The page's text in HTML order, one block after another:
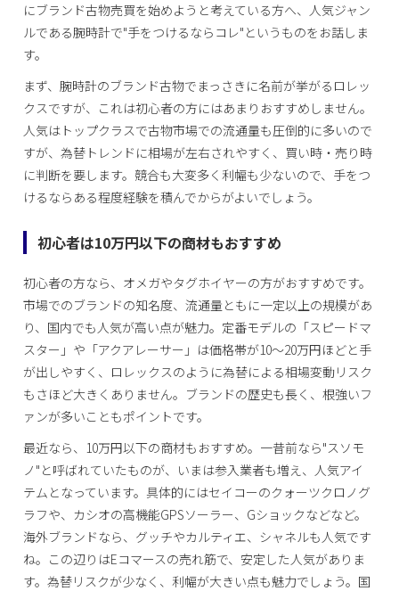
にブランド古物売買を始めようと考えている方へ、人気ジャン
ルである腕時計で"手をつけるならコレ"というものをお話しま
す。
まず、腕時計のブランド古物でまっさきに名前が挙がるロレッ
クスですが、これは初心者の方にはあまりおすすめしません。
人気はトップクラスで古物市場での流通量も圧倒的に多いので
すが、為替トレンドに相場が左右されやすく、買い時・売り時
に判断を要します。競合も大変多く利幅も少ないので、手をつ
けるならある程度経験を積んでからがよいでしょう。
初心者は10万円以下の商材もおすすめ
初心者の方なら、オメガやタグホイヤーの方がおすすめです。
市場でのブランドの知名度、流通量ともに一定以上の規模があ
り、国内でも人気が高い点が魅力。定番モデルの「スピードマ
スター」や「アクアレーサー」は価格帯が10～20万円ほどと手
が出しやすく、ロレックスのように為替による相場変動リスク
もさほど大きくありません。ブランドの歴史も長く、根強いフ
ァンが多いこともポイントです。
最近なら、10万円以下の商材もおすすめ。一昔前なら"スソモ
ノ"と呼ばれていたものが、いまは参入業者も増え、人気アイ
テムとなっています。具体的にはセイコーのクォーツクロノグ
ラフや、カシオの高機能GPSソーラー、Gショックなどなど。
海外ブランドなら、グッチやカルティエ、シャネルも人気です
ね。この辺りはEコマースの売れ筋で、安定した人気がありま
す。為替リスクが少なく、利幅が大きい点も魅力でしょう。国